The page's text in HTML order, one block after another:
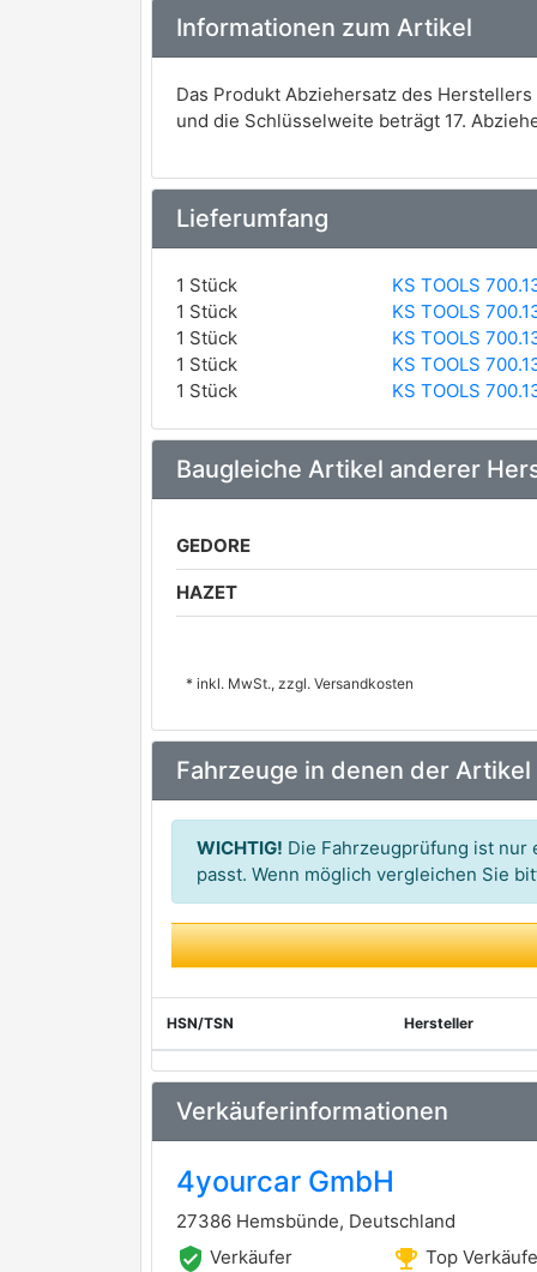
Informationen zum Artikel
Das Produkt Abziehersatz des
und die Schlüsselweite beträgt 17.
Lieferumfang
1 Stück KS TOOLS
1 Stück
KS TOOLS
1 Stück
KS TOOLS
1 Stück
KS TOOLS
1 Stück
KS TOOLS
Baugleiche Artikel anderer
GEDORE
HAZET
* inkl. MwSt., zzgl. Versandkosten
Fahrzeuge in denen der
WICHTIG! Die Fahrzeugprüfung ist nur
passt. Wenn möglich vergleichen Sie
HSN/TSN Hersteller
Verkäuferinformationen
4yourcar GmbH
27386 Hemsbünde, Deutschland
verified_user Verkäufer
emoji_events Top